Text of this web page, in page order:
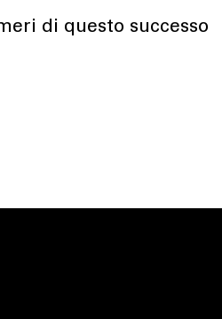
di questo successo